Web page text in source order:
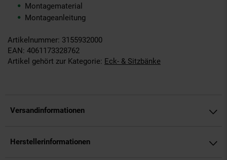
Montagematerial
Montageanleitung
Artikelnummer: 3155932000
EAN: 4061173328762
Artikel gehört zur Kategorie: Eck- & Sitzbänke
Versandinformationen
Herstellerinformationen